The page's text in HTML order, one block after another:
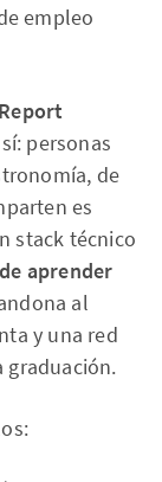
empleo
personas
de
es
stack técnico
aprender
al
y una red
graduación.